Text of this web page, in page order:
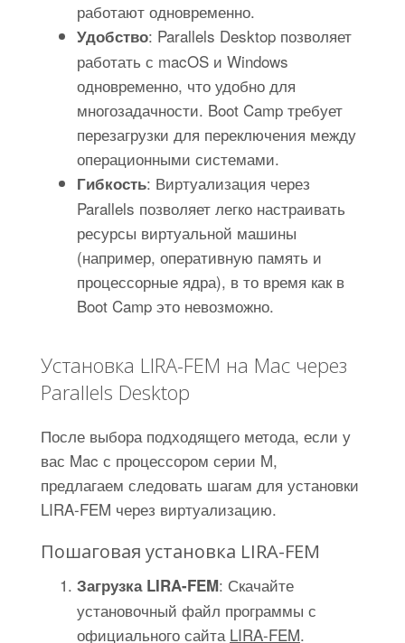
работают одновременно.
Удобство: Parallels Desktop позволяет
работать с macOS и Windows
одновременно, что удобно для
многозадачности. Boot Camp требует
перезагрузки для переключения между
операционными системами.
Гибкость: Виртуализация через
Parallels позволяет легко настраивать
ресурсы виртуальной машины
(например, оперативную память и
процессорные ядра), в то время как в
Boot Camp это невозможно.
Установка LIRA-FEM на Mac через
Parallels Desktop
После выбора подходящего метода, если у
вас Mac с процессором серии M,
предлагаем следовать шагам для установки
LIRA-FEM через виртуализацию.
Пошаговая установка LIRA-FEM
Загрузка LIRA-FEM: Скачайте
установочный файл программы с
официального сайта LIRA-FEM.